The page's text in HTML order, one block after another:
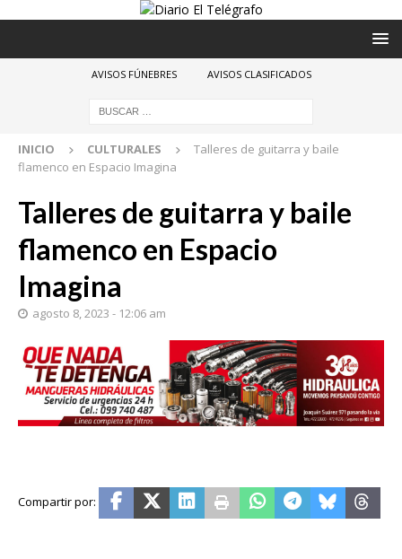
AVISOS FÚNEBRES AVISOS CLASIFICADOS
INICIO CULTURALES
Talleres de guitarra y baile
flamenco en Espacio Imagina
Talleres de guitarra y baile
flamenco en Espacio
Imagina
agosto 8, 2023 - 12:06 am